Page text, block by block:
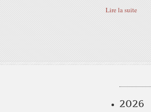
Lire la suite
2026